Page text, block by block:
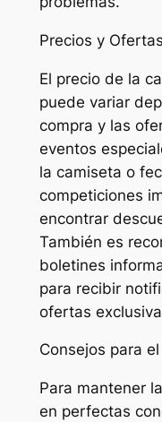
Precios y Ofertas
El precio de la
puede variar
compra y las
eventos
la camiseta o
competiciones
encontrar
También es
boletines
para recibir
ofertas
Consejos para
Para mantener
en perfectas